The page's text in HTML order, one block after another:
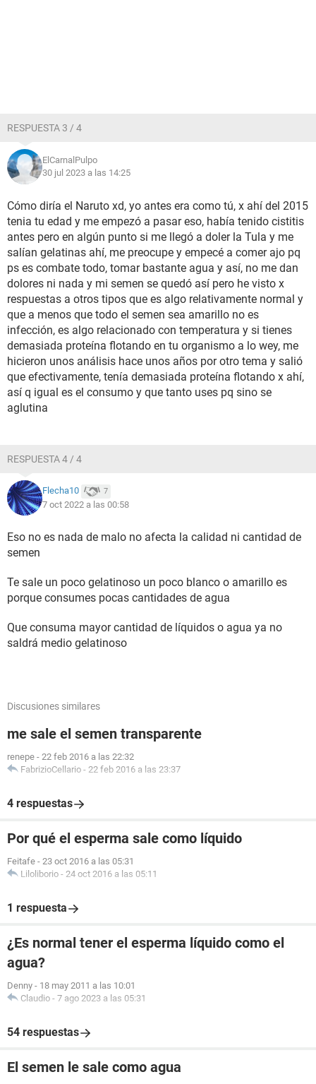
RESPUESTA 3 / 4
ElCarnalPulpo
30 jul 2023 a las 14:25
Cómo diría el Naruto xd, yo antes era como tú, x ahí del 2015
tenia tu edad y me empezó a pasar eso, había tenido cistitis
antes pero en algún punto si me llegó a doler la Tula y me
salían gelatinas ahí, me preocupe y empecé a comer ajo pq
ps es combate todo, tomar bastante agua y así, no me dan
dolores ni nada y mi semen se quedó así pero he visto x
respuestas a otros tipos que es algo relativamente normal y
que a menos que todo el semen sea amarillo no es
infección, es algo relacionado con temperatura y si tienes
demasiada proteína flotando en tu organismo a lo wey, me
hicieron unos análisis hace unos años por otro tema y salió
que efectivamente, tenía demasiada proteína flotando x ahí,
así q igual es el consumo y que tanto uses pq sino se
aglutina
RESPUESTA 4 / 4
Flecha10 7
7 oct 2022 a las 00:58
Eso no es nada de malo no afecta la calidad ni cantidad de
semen
Te sale un poco gelatinoso un poco blanco o amarillo es
porque consumes pocas cantidades de agua
Que consuma mayor cantidad de líquidos o agua ya no
saldrá medio gelatinoso
Discusiones similares
me sale el semen transparente
renepe - 22 feb 2016 a las 22:32
FabrizioCellario - 22 feb 2016 a las 23:37
4 respuestas
Por qué el esperma sale como líquido
Feitafe - 23 oct 2016 a las 05:31
Liloliborio - 24 oct 2016 a las 05:11
1 respuesta
¿Es normal tener el esperma líquido como el
agua?
Denny - 18 may 2011 a las 10:01
Claudio - 7 ago 2023 a las 05:31
54 respuestas
El semen le sale como agua